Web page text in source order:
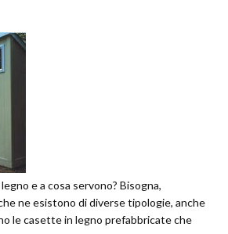
e a cosa servono? Bisogna,
ne esistono di diverse tipologie, anche
le casette in legno prefabbricate che